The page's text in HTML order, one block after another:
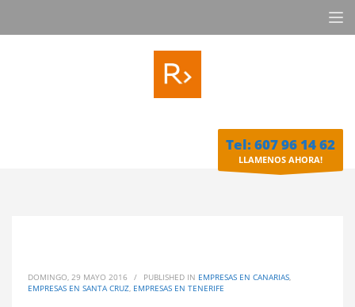
Tel: 607 96 14 62
LLAMENOS AHORA!
DOMINGO, 29 MAYO 2016 / PUBLISHED IN EMPRESAS EN CANARIAS,
EMPRESAS EN SANTA CRUZ, EMPRESAS EN TENERIFE